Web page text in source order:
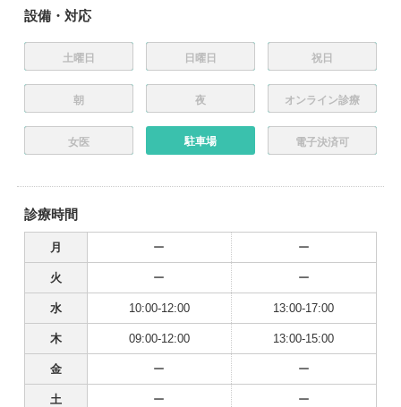
設備・対応
土曜日 日曜日 祝日
朝 夜 オンライン診療
女医 駐車場 電子決済可
診療時間
月 ー ー
火 ー ー
水 10:00-12:00 13:00-17:00
木 09:00-12:00 13:00-15:00
金 ー ー
土 ー ー